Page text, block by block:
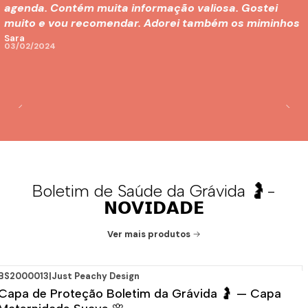
agenda. Contém muita informação valiosa. Gostei
muito e vou recomendar. Adorei também os miminhos
no pacote ☺️❤️
Sara
03/02/2024
Boletim de Saúde da Grávida 🤰-
𝗡𝗢𝗩𝗜𝗗𝗔𝗗𝗘
Ver mais produtos
|Just Peachy Design
de Proteção Boletim da Grávida 🤰 — Capa